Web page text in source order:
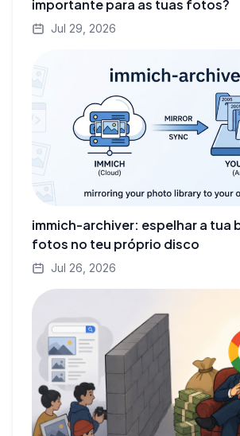
importante para as tuas fotos?
Jul 29, 2026
immich-archiver: espelhar a tua
fotos no teu próprio disco
Jul 26, 2026